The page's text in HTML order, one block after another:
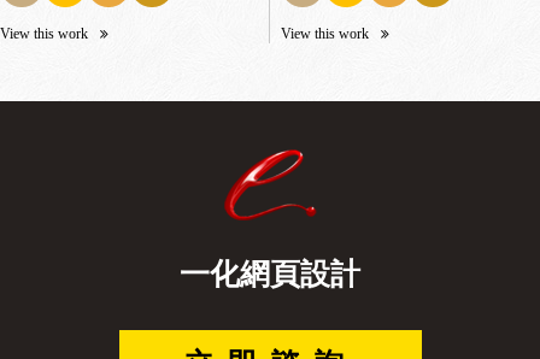
View this work View this work
一化網頁設計